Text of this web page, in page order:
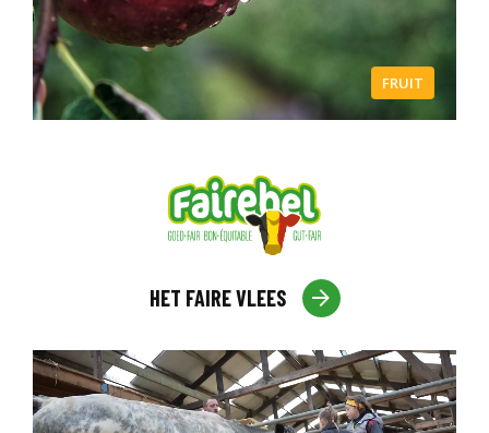
FRUIT
HET FAIRE VLEES